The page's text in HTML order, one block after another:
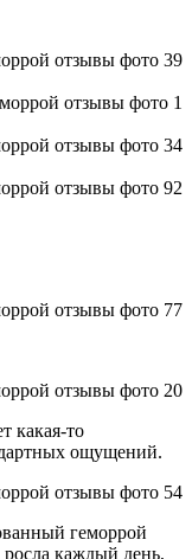
какая-то
ощущений.
геморрой
каждый день,